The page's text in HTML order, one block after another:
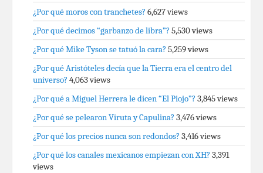
¿Por qué moros con tranchetes? 6,627 views
¿Por qué decimos “garbanzo de libra”? 5,530 views
¿Por qué Mike Tyson se tatuó la cara? 5,259 views
¿Por qué Aristóteles decía que la Tierra era el centro del
universo? 4,063 views
¿Por qué a Miguel Herrera le dicen “El Piojo”? 3,845 views
¿Por qué se pelearon Viruta y Capulina? 3,476 views
¿Por qué los precios nunca son redondos? 3,416 views
¿Por qué los canales mexicanos empiezan con XH? 3,391
views